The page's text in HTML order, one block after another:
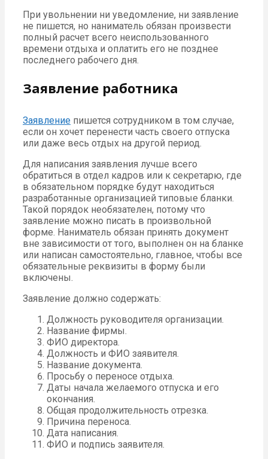
При увольнении ни уведомление, ни заявление
не пишется, но наниматель обязан произвести
полный расчет всего неиспользованного
времени отдыха и оплатить его не позднее
последнего рабочего дня.
Заявление работника
Заявление пишется сотрудником в том случае,
если он хочет перенести часть своего отпуска
или даже весь отдых на другой период.
Для написания заявления лучше всего
обратиться в отдел кадров или к секретарю, где
в обязательном порядке будут находиться
разработанные организацией типовые бланки.
Такой порядок необязателен, потому что
заявление можно писать в произвольной
форме. Наниматель обязан принять документ
вне зависимости от того, выполнен он на бланке
или написан самостоятельно, главное, чтобы все
обязательные реквизиты в форму были
включены.
Заявление должно содержать:
Должность руководителя организации.
Название фирмы.
ФИО директора.
Должность и ФИО заявителя.
Название документа.
Просьбу о переносе отдыха.
Даты начала желаемого отпуска и его
окончания.
Общая продолжительность отрезка.
Причина переноса.
Дата написания.
ФИО и подпись заявителя.